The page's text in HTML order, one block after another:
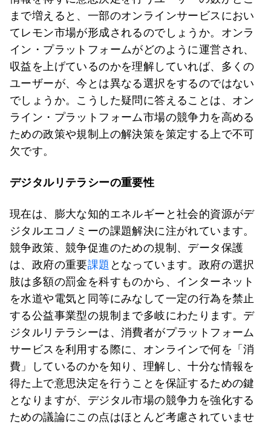
まで増えると、一部のオンラインサービスにおい
てレモン市場が形成されるのでしょうか。オンラ
イン・プラットフォームがどのように運営され、
収益を上げているのかを理解していれば、多くの
ユーザーが、今とは異なる選択をするのではない
でしょうか。こうした疑問に答えることは、オン
ライン・プラットフォーム市場の競争力を高める
ための政策や規制上の解決策を策定する上で不可
欠です。
デジタルリテラシーの重要性
現在は、膨大な知的エネルギーと社会的資源がデ
ジタルエコノミーの課題解決に注がれています。
競争政策、競争促進のための規制、データ保護
は、政府の重要課題 となっています。政府の選択
肢は多額の罰金を科すものから、インターネット
を水道や電気と同等にみなして一定の行為を禁止
する公益事業型の規制まで多岐にわたります。デ
ジタルリテラシーは、消費者がプラットフォーム
サービスを利用する際に、オンラインで何を「消
費」しているのかを知り、理解し、十分な情報を
得た上で意思決定を行うことを保証するための鍵
となりますが、デジタル市場の競争力を強化する
ための議論にこの点はほとんど考慮されていませ